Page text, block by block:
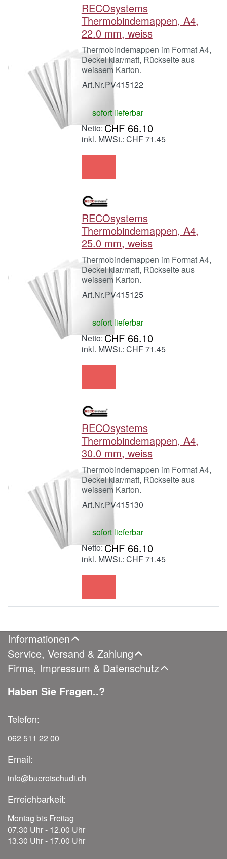
RECOsystems
Thermobindemappen, A4,
22.0 mm, weiss
Thermobindemappen im Format A4,
Deckel klar/matt, Rückseite aus
weissem Karton.
Art.Nr.PV415122
sofort lieferbar
CHF 66.10
inkl. MWSt.: CHF 71.45
RECOsystems
Thermobindemappen, A4,
25.0 mm, weiss
Thermobindemappen im Format A4,
Deckel klar/matt, Rückseite aus
weissem Karton.
Art.Nr.PV415125
sofort lieferbar
CHF 66.10
inkl. MWSt.: CHF 71.45
RECOsystems
Thermobindemappen, A4,
30.0 mm, weiss
Thermobindemappen im Format A4,
Deckel klar/matt, Rückseite aus
weissem Karton.
Art.Nr.PV415130
sofort lieferbar
CHF 66.10
inkl. MWSt.: CHF 71.45
Informationen
Service, Versand & Zahlung
Firma, Impressum & Datenschutz
Haben Sie Fragen..?
Telefon:
062 511 22 00
Email:
info@buerotschudi.ch
Erreichbarkeit:
Montag bis Freitag
07.30 Uhr - 12.00 Uhr
13.30 Uhr - 17.00 Uhr